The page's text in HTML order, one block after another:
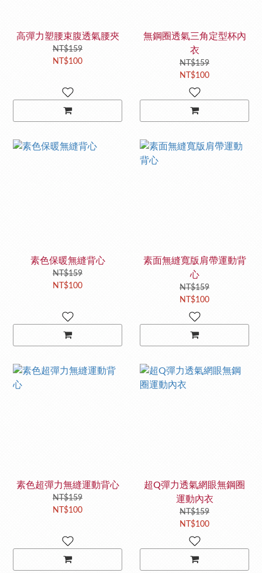
高彈力塑腰束腹透氣腰夾
NT$159
NT$100
無鋼圈透氣三角定型杯內
衣
NT$159
NT$100
素色保暖無縫背心
NT$159
NT$100
素面無縫寬版肩帶運動背
心
NT$159
NT$100
素色超彈力無縫運動背心
NT$159
NT$100
超Q彈力透氣網眼無鋼圈
運動內衣
NT$159
NT$100